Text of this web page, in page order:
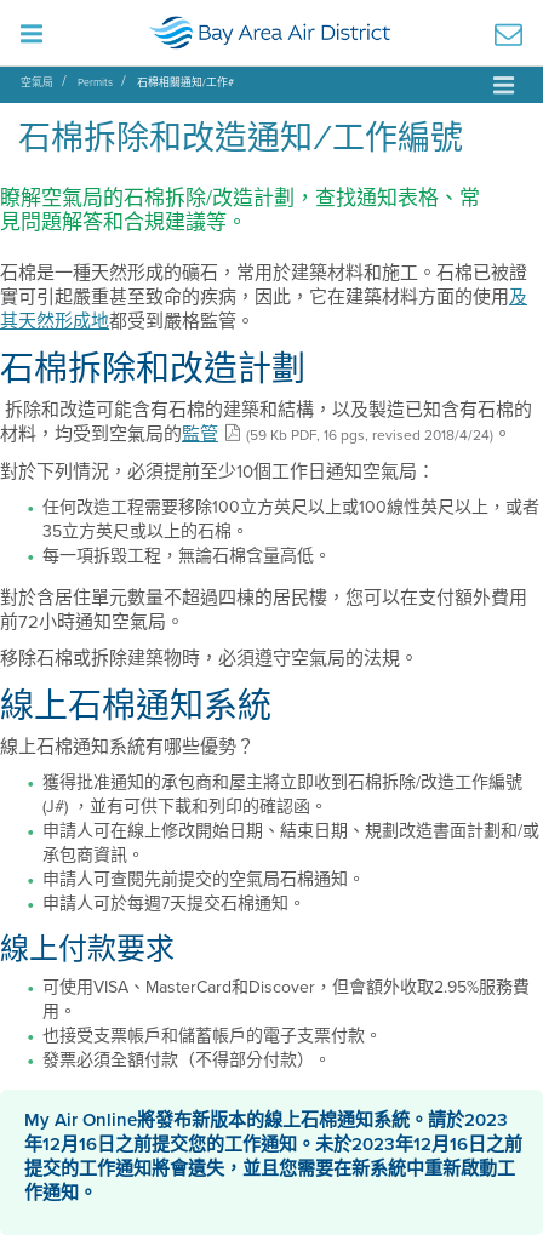
空氣局 Permits 石棉相關通知/工作#
石棉拆除和改造通知/工作編號
瞭解空氣局的石棉拆除/改造計劃，查找通知表格、常
見問題解答和合規建議等。
石棉是一種天然形成的礦石，常用於建築材料和施工。石棉已被證
實可引起嚴重甚至致命的疾病，因此，它在建築材料方面的使用及
其天然形成地都受到嚴格監管。
石棉拆除和改造計劃
拆除和改造可能含有石棉的建築和結構，以及製造已知含有石棉的
材料，均受到空氣局的監管 (59 Kb PDF, 16 pgs, revised 2018/4/24) 。
對於下列情況，必須提前至少10個工作日通知空氣局：
任何改造工程需要移除100立方英尺以上或100線性英尺以上，或者
35立方英尺或以上的石棉。
每一項拆毀工程，無論石棉含量高低。
對於含居住單元數量不超過四棟的居民樓，您可以在支付額外費用
前72小時通知空氣局。
移除石棉或拆除建築物時，必須遵守空氣局的法規。
線上石棉通知系統
線上石棉通知系統有哪些優勢？
獲得批准通知的承包商和屋主將立即收到石棉拆除/改造工作編號
(J#) ，並有可供下載和列印的確認函。
申請人可在線上修改開始日期、結束日期、規劃改造書面計劃和/或
承包商資訊。
申請人可查閱先前提交的空氣局石棉通知。
申請人可於每週7天提交石棉通知。
線上付款要求
可使用VISA、MasterCard和Discover，但會額外收取2.95%服務費
用。
也接受支票帳戶和儲蓄帳戶的電子支票付款。
發票必須全額付款（不得部分付款）。
My Air Online將發布新版本的線上石棉通知系統。請於2023
年12月16日之前提交您的工作通知。未於2023年12月16日之前
提交的工作通知將會遺失，並且您需要在新系統中重新啟動工
作通知。